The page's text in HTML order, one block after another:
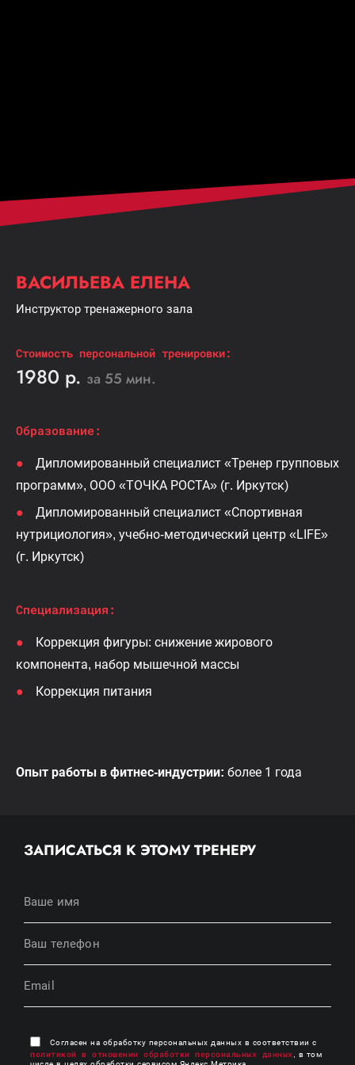
ВАСИЛЬЕВА ЕЛЕНА
Инструктор тренажерного зала
Cтоимость персональной тренировки:
1980 р. за 55 мин.
Образование:
Дипломированный специалист «Тренер групповых
программ», ООО «ТОЧКА РОСТА» (г. Иркутск)
Дипломированный специалист «Спортивная
нутрициология», учебно-методический центр «LIFE»
(г. Иркутск)
Специализация:
Коррекция фигуры: снижение жирового
компонента, набор мышечной массы
Коррекция питания
Опыт работы в фитнес-индустрии: более 1 года
ЗАПИСАТЬСЯ К ЭТОМУ ТРЕНЕРУ
Согласен на обработку персональных данных в соответствии с
политикой в отношении обработки персональных данных , в том